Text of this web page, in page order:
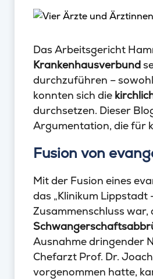
Das Arbeitsgericht
Krankenhausverbund
durchzuführen –
konnten sich die
durchsetzen. Dieser
Argumentation, die für
Fusion von
Mit der Fusion eines
das „Klinikum Lippstadt
Zusammenschluss
Ausnahme dringender
Chefarzt Prof. Dr.
vorgenommen hatte,